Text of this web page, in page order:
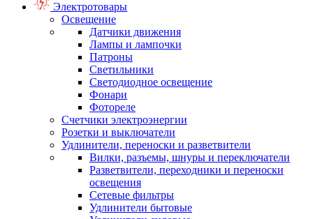
Электротовары
Освещение
Датчики движения
Лампы и лампочки
Патроны
Светильники
Светодиодное освещение
Фонари
Фотореле
Счетчики электроэнергии
Розетки и выключатели
Удлинители, переноски и разветвители
Вилки, разъемы, шнуры и переключатели
Разветвители, переходники и переноски
освещения
Сетевые фильтры
Удлинители бытовые